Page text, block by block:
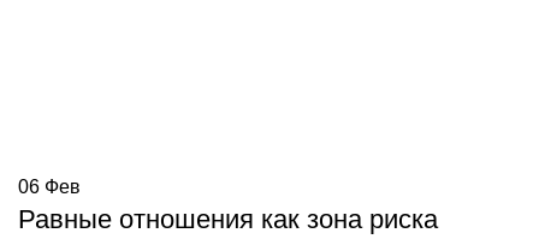
06 Фев
Равные отношения как зона риска